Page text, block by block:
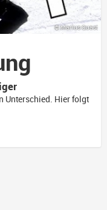
© Marius Quast
Unterschied. Hier folgt